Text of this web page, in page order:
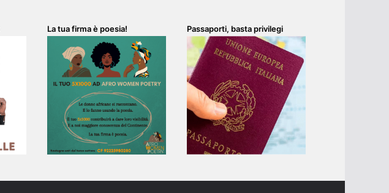
La tua firma è poesia! Passaporti, basta privilegi